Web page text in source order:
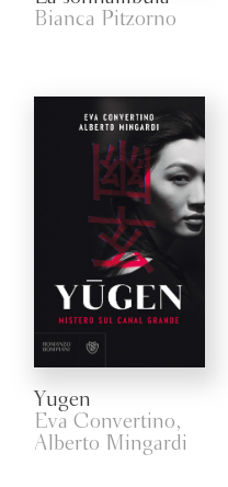
Bianca Pitzorno
Yugen
Eva Convertino,
Alberto Mingardi